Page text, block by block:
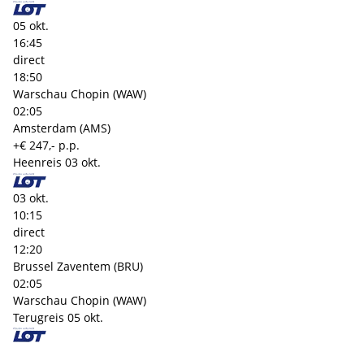
05 okt.
16:45
direct
18:50
Warschau Chopin (WAW)
02:05
Amsterdam (AMS)
+€ 247,- p.p.
Heenreis 03 okt.
03 okt.
10:15
direct
12:20
Brussel Zaventem (BRU)
02:05
Warschau Chopin (WAW)
Terugreis 05 okt.